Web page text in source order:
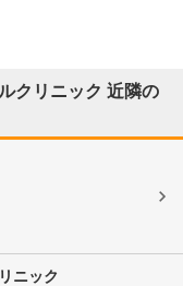
クリニック 近隣の
ニック